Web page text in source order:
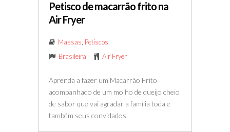
Petisco de macarrão frito na
Air Fryer
Massas Petiscos
Brasileira
Air Fryer
Aprenda a fazer um Macarrão Frito
acompanhado de um molho de queijo cheio
de sabor que vai agradar a família toda e
também seus convidados.